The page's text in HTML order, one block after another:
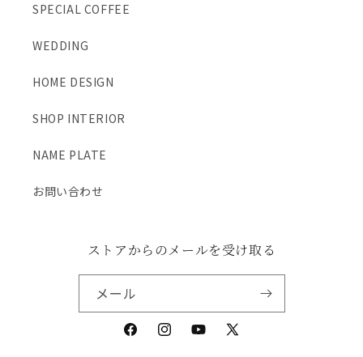
SPECIAL COFFEE
WEDDING
HOME DESIGN
SHOP INTERIOR
NAME PLATE
お問い合わせ
ストアからのメールを受け取る
メール
FacebookInstagramYouTube
X